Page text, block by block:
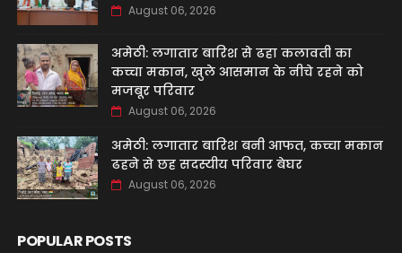
August 06, 2026
अमेठी: लगातार बारिश से ढहा कलावती का
कच्चा मकान, खुले आसमान के नीचे रहने को
मजबूर परिवार
August 06, 2026
अमेठी: लगातार बारिश बनी आफत, कच्चा मकान
ढहने से छह सदस्यीय परिवार बेघर
August 06, 2026
POPULAR POSTS